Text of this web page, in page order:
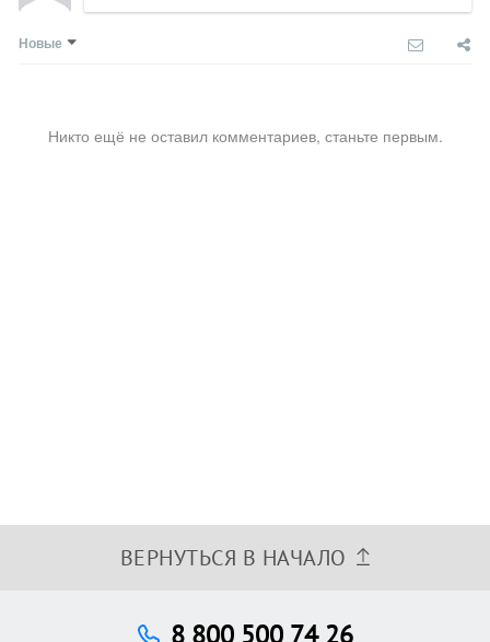
Новые
Никто ещё не оставил комментариев, станьте первым.
ВЕРНУТЬСЯ В НАЧАЛО